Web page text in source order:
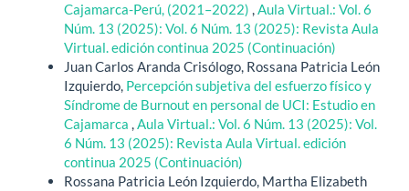
Cajamarca-Perú, (2021–2022) ,Aula Virtual.: Vol. 6
Núm. 13 (2025): Vol. 6 Núm. 13 (2025): Revista Aula
Virtual. edición continua 2025 (Continuación)
Juan Carlos Aranda Crisólogo, Rossana Patricia León
Izquierdo, Percepción subjetiva del esfuerzo físico y
Síndrome de Burnout en personal de UCI: Estudio en
Cajamarca ,Aula Virtual.: Vol. 6 Núm. 13 (2025): Vol.
6 Núm. 13 (2025): Revista Aula Virtual. edición
continua 2025 (Continuación)
Rossana Patricia León Izquierdo, Martha Elizabeth